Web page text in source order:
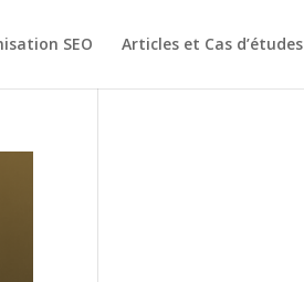
SEO Articles et Cas d’études